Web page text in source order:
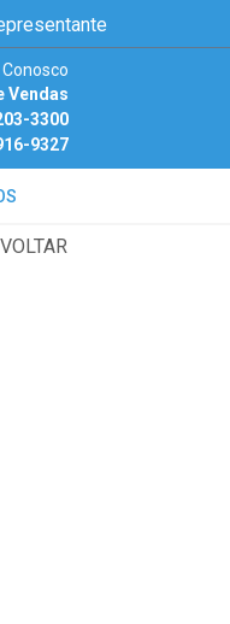
Conosco
Vendas
3300
9327
VOLTAR